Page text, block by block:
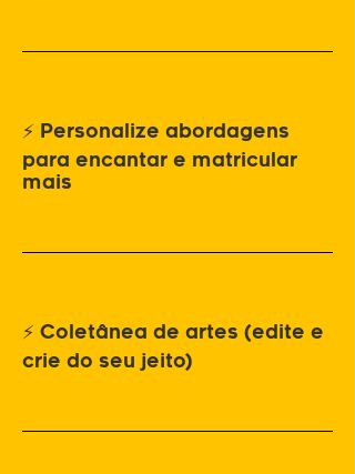
⚡ Personalize abordagens
para encantar e matricular
mais
⚡ Coletânea de artes (edite e
crie do seu jeito)